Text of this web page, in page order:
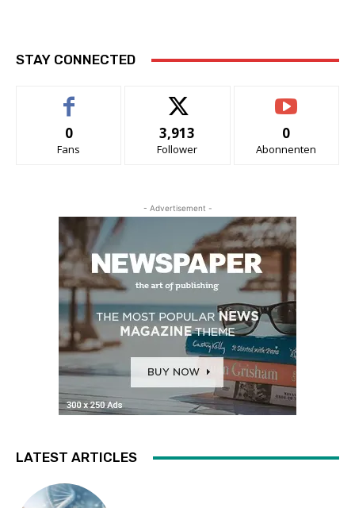
STAY CONNECTED
0
Fans
3,913
Follower
0
Abonnenten
- Advertisement -
LATEST ARTICLES